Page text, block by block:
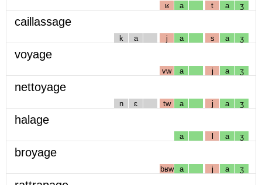
ʁ a t a ʒ
caillassage
k a j a s a ʒ
voyage
vw a j a ʒ
nettoyage
n ɛ tw a j a ʒ
halage
a l a ʒ
broyage
bʁw a j a ʒ